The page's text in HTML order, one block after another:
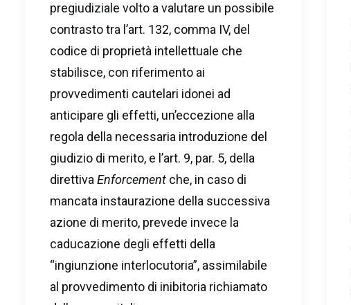
pregiudiziale volto a valutare un possibile
contrasto tra l’art. 132, comma IV, del
codice di proprietà intellettuale che
stabilisce, con riferimento ai
provvedimenti cautelari idonei ad
anticipare gli effetti, un’eccezione alla
regola della necessaria introduzione del
giudizio di merito, e l’art. 9, par. 5, della
direttiva Enforcement che, in caso di
mancata instaurazione della successiva
azione di merito, prevede invece la
caducazione degli effetti della
“ingiunzione interlocutoria”, assimilabile
al provvedimento di inibitoria richiamato